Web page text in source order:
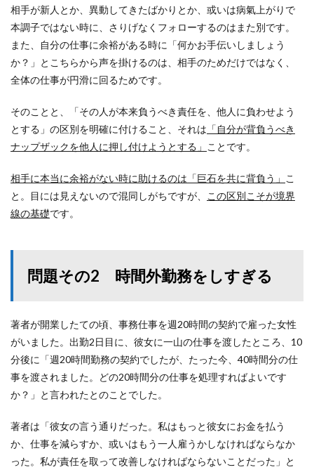
相手が新人とか、異動してきたばかりとか、或いは病氣上がりで
本調子ではない時に、さりげなくフォローするのはまた別です。
また、自分の仕事に余裕がある時に「何かお手伝いしましょう
か？」とこちらから声を掛けるのは、相手のためだけではなく、
全体の仕事が円滑に回るためです。
そのことと、「その人が本来負うべき責任を、他人に負わせよう
とする」の区別を明確に付けること、それは 「自分が背負うべき
ナップザックを他人に押し付けようとする」 ことです。
相手に本当に余裕がない時に助けるのは「巨石を共に背負う」 こ
と。目には見えないので混同しがちですが、
この区別こそが境界
線の基礎です。
問題その2 時間外勤務をしすぎる
著者が開業したての頃、事務仕事を週20時間の契約で雇った女性
がいました。出勤2日目に、彼女に一山の仕事を渡したところ、10
分後に「週20時間勤務の契約でしたが、たった今、40時間分の仕
事を渡されました。どの20時間分の仕事を処理すればよいです
か？」と言われたとのことでした。
著者は「彼女の言う通りだった。私はもっと彼女にお金を払う
か、仕事を減らすか、或いはもう一人雇うかしなければならなか
った。私が責任を取って改善しなければならないことだった」と